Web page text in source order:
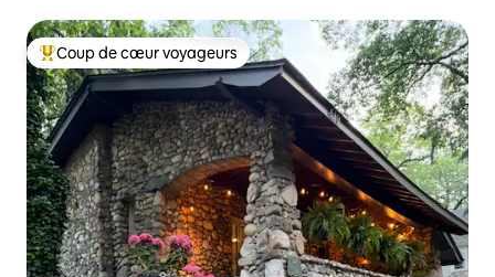
Coups de cœur voyageurs les plus appréciés
Coup de cœur voyageurs